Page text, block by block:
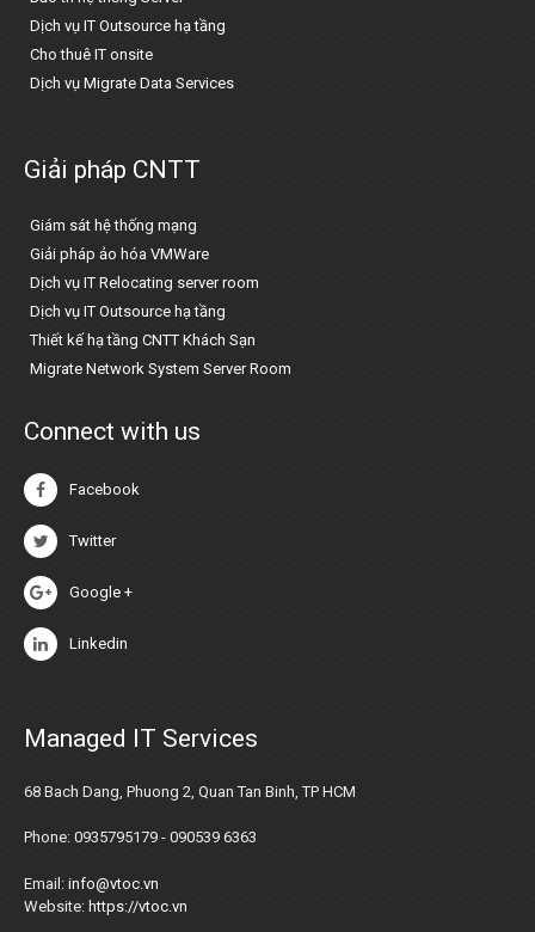
Dịch vụ IT Outsource hạ tầng
Cho thuê IT onsite
Dịch vụ Migrate Data Services
Giải pháp CNTT
Giám sát hệ thống mạng
Giải pháp ảo hóa VMWare
Dịch vụ IT Relocating server room
Dịch vụ IT Outsource hạ tầng
Thiết kế hạ tầng CNTT Khách Sạn
Migrate Network System Server Room
Connect with us
Facebook
Twitter
Google +
Linkedin
Managed IT Services
68 Bach Dang, Phuong 2, Quan Tan Binh, TP HCM
Phone: 0935795179 - 090539 6363
Email: info@vtoc.vn
Website: https://vtoc.vn